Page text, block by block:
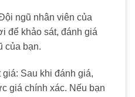
ngũ nhân viên của
để khảo sát, đánh giá
của bạn.
Sau khi đánh giá,
giá chính xác. Nếu bạn